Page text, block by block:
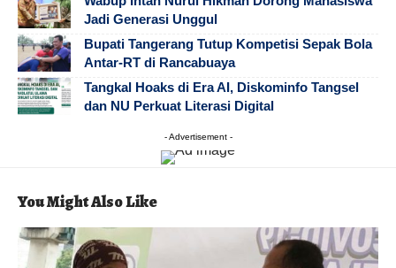
Jadi Generasi Unggul
Bupati Tangerang Tutup Kompetisi Sepak Bola
Antar-RT di Rancabuaya
Tangkal Hoaks di Era AI, Diskominfo Tangsel
dan NU Perkuat Literasi Digital
- Advertisement -
You Might Also Like